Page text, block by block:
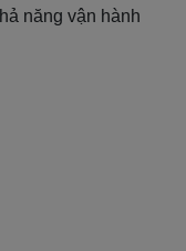
năng vận hành